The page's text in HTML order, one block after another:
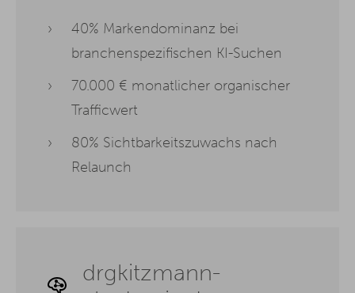
40% Markendominanz bei
branchenspezifischen KI-Suchen
70.000 € monatlicher organischer
Trafficwert
80% Sichtbarkeitszuwachs nach
Relaunch
drgkitzmann-